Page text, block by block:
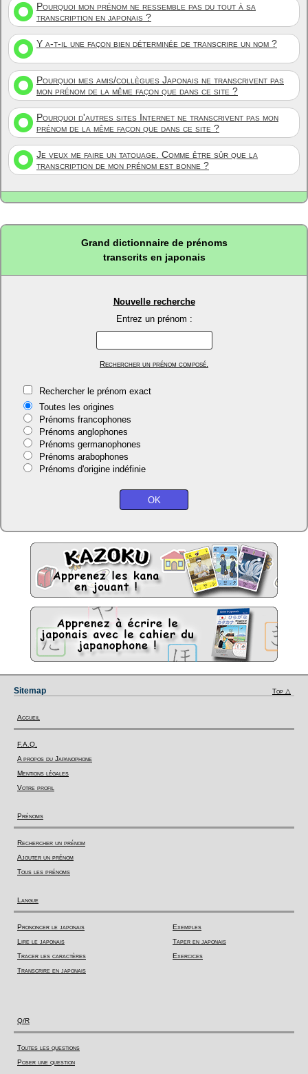
Pourquoi mon prénom ne ressemble pas du tout à sa
transcription en japonais ?
Y a-t-il une façon bien déterminée de transcrire un nom ?
Pourquoi mes amis/collègues Japonais ne transcrivent pas
mon prénom de la même façon que dans ce site ?
Pourquoi d'autres sites Internet ne transcrivent pas mon
prénom de la même façon que dans ce site ?
Je veux me faire un tatouage. Comme être sûr que la
transcription de mon prénom est bonne ?
Grand dictionnaire de prénoms
transcrits en japonais
Nouvelle recherche
Entrez un prénom :
Rechercher un prénom composé.
Rechercher le prénom exact
Toutes les origines
Prénoms francophones
Prénoms anglophones
Prénoms germanophones
Prénoms arabophones
Prénoms d'origine indéfinie
Sitemap Top △
Accueil
F.A.Q.
A propos du Japanophone
Mentions légales
Votre profil
Prénoms
Rechercher un prénom
Ajouter un prénom
Tous les prénoms
Langue
Prononcer le japonais
Lire le japonais
Tracer les caractères
Transcrire en japonais
Exemples
Taper en japonais
Exercices
Q/R
Toutes les questions
Poser une question